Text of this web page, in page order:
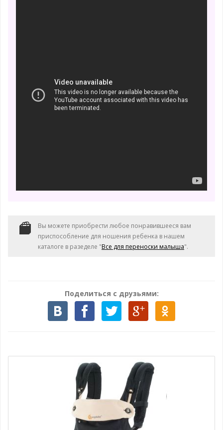
Вы можете приобрести любое понравившееся вам
приспособление для ношения ребенка в нашем
каталоге в разеделе "Все для переноски малыша".
Поделиться с друзьями: